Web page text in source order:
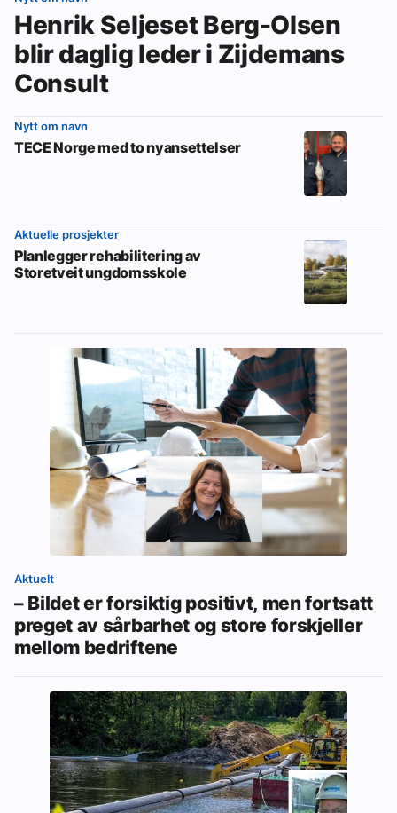
Henrik Seljeset Berg-Olsen
blir daglig leder i Zijdemans
Consult
Nytt om navn
TECE Norge med to nyansettelser
Aktuelle prosjekter
Planlegger rehabilitering av
Storetveit ungdomsskole
Aktuelt
– Bildet er forsiktig positivt, men fortsatt
preget av sårbarhet og store forskjeller
mellom bedriftene